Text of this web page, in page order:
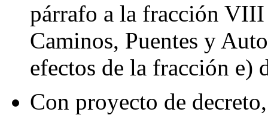
párrafo a la fracción
Caminos, Puentes y
efectos de la fracción
Con proyecto de